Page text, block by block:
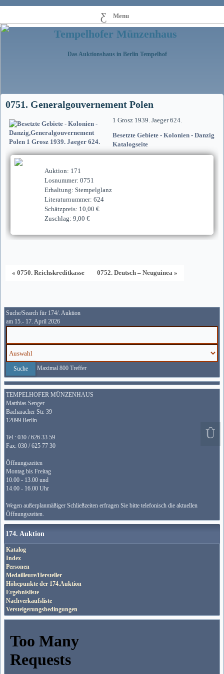
Menu
Tempelhofer Münzenhaus
Das Auktionshaus in Berlin Tempelhof
0751. Generalgouvernement Polen
1 Grosz 1939. Jaeger 624.
Besetzte Gebiete - Kolonien - Danzig
Katalogseite
Auktion: 171
Losnummer: 0751
Erhaltung: Stempelglanz
Literaturnummer: 624
Schätzpreis: 10,00 €
Zuschlag: 9,00 €
« 0750. Reichskreditkasse 0752. Deutsch – Neuguinea »
Suche/Search für 174/. Auktion
am 15.- 17. April 2026
Maximal 800 Treffer
TEMPELHOFER MÜNZENHAUS
Matthias Senger
Bacharacher Str. 39
12099 Berlin
Tel.: 030 / 626 33 59
Fax: 030 / 625 77 30
Öffnungszeiten
Montag bis Freitag
10.00 - 13.00 und
14.00 - 16.00 Uhr
Wegen außerplanmäßiger Schließzeiten erfragen Sie bitte telefonisch die aktuellen
Öffnungszeiten.
174. Auktion
Katalog
Index
Personen
Medailleure/Hersteller
Höhepunkte der 174.Auktion
Ergebnisliste
Nachverkaufsliste
Versteigerungsbedingungen